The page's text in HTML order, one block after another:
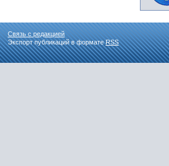
Связь с редакцией
Экспорт публикаций в форматеRSS